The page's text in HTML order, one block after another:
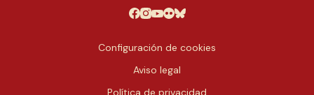
Configuración de cookies
Aviso legal
Política de privacidad